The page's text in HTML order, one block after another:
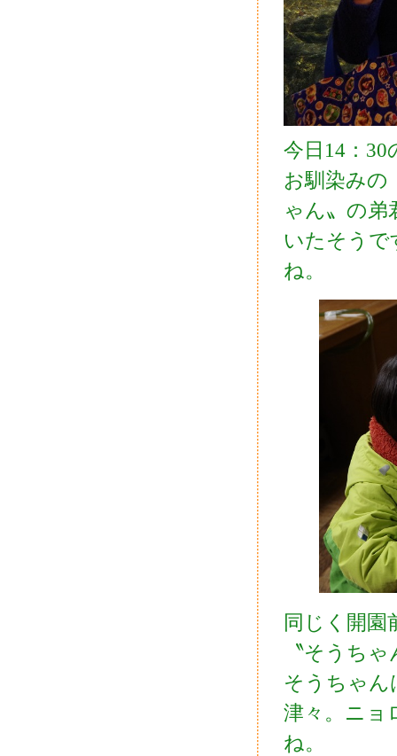
今日14：
お馴染みの
ゃん〟の弟
いたそうで
ね。
同じく開園
〝そうち
そうちゃん
津々。ニョ
ね。